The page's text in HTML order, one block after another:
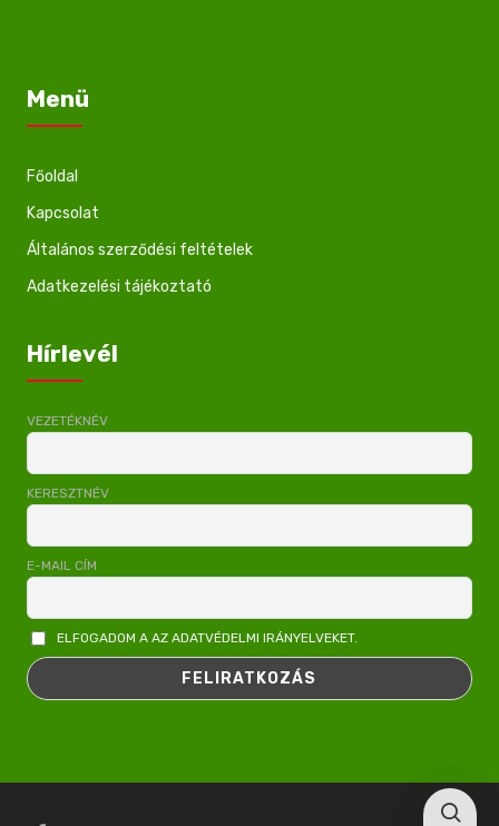
Menü
Főoldal
Kapcsolat
Általános szerződési feltételek
Adatkezelési tájékoztató
Hírlevél
VEZETÉKNÉV
KERESZTNÉV
E-MAIL CÍM
ELFOGADOM A AZ ADATVÉDELMI IRÁNYELVEKET.